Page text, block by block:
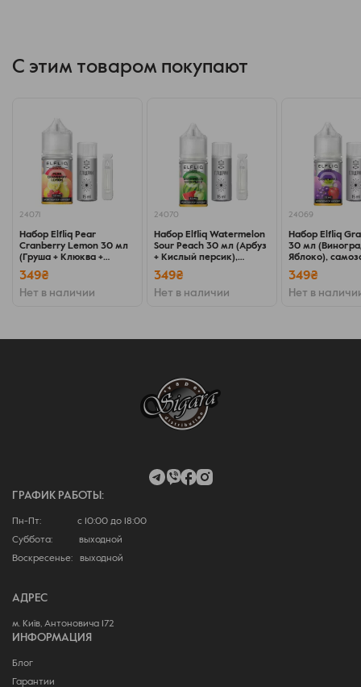
С этим товаром покупают
24071
Набор Elfliq Pear
Cranberry Lemon 30 мл
(Груша + Клюква +
Лимон), самозамес
349₴
Нет в наличии
24070
Набор Elfliq Watermelon
Sour Peach 30 мл (Арбуз
+ Кислый персик),
самозамес
349₴
Нет в наличии
24069
Набор Elfliq
30 мл
Яблоко),
349₴
Нет в
ГРАФИК РАБОТЫ:
Пн-Пт: с 10:00 до 18:00
Суббота: выходной
Воскресенье: выходной
АДРЕС
м. Київ, Антоновича 172
ИНФОРМАЦИЯ
Блог
Гарантии